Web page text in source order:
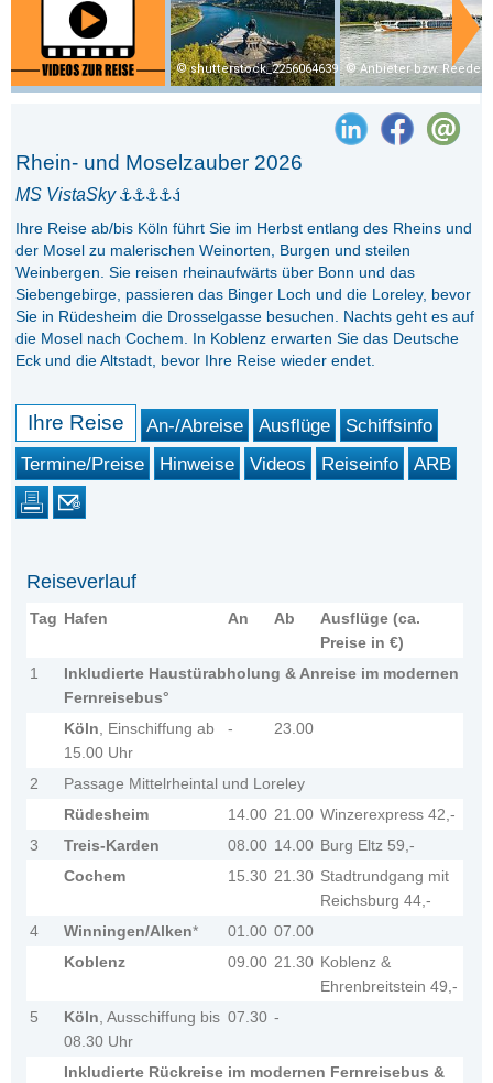
shutterstock_2256064639 Anbieter bzw.
Rhein- und Moselzauber 2026
MS VistaSky
Ihre Reise ab/bis Köln führt Sie im Herbst entlang des Rheins und
der Mosel zu malerischen Weinorten, Burgen und steilen
Weinbergen. Sie reisen rheinaufwärts über Bonn und das
Siebengebirge, passieren das Binger Loch und die Loreley, bevor
Sie in Rüdesheim die Drosselgasse besuchen. Nachts geht es auf
die Mosel nach Cochem. In Koblenz erwarten Sie das Deutsche
Eck und die Altstadt, bevor Ihre Reise wieder endet.
Ihre Reise An-/Abreise Ausflüge
Schiffsinfo
Termine/Preise
Hinweise Videos Reiseinfo ARB
Reiseverlauf
Tag Hafen An Ab
Ausflüge (ca.
Preise in €)
1
Inkludierte Haustürabholung & Anreise im modernen
Fernreisebus°
Köln, Einschiffung ab
15.00 Uhr
- 23.00
2
Passage Mittelrheintal und Loreley
Rüdesheim
14.00 21.00 Winzerexpress 42,-
3
Treis-Karden 08.00 14.00 Burg Eltz 59,-
Cochem
15.30 21.30 Stadtrundgang mit
Reichsburg 44,-
4
Winningen/Alken* 01.00 07.00
Koblenz
09.00 21.30 Koblenz &
Ehrenbreitstein 49,-
5
Köln, Ausschiffung bis
08.30 Uhr
07.30 -
Inkludierte Rückreise im modernen Fernreisebus &